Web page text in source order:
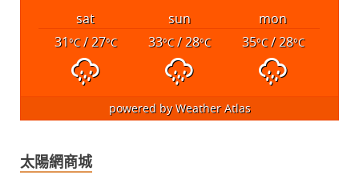
sat sun
mon
31°C/ 27°C 33°C/ 28°C 35°C/ 28°C
powered byWeather Atlas
太陽網商城